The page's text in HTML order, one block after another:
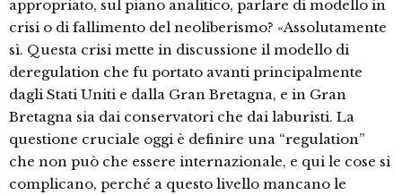
appropriato, sul piano analitico, parlare di modello in
crisi o di fallimento del neoliberismo? «Assolutamente
sì. Questa crisi mette in discussione il modello di
deregulation che fu portato avanti principalmente
dagli Stati Uniti e dalla Gran Bretagna, e in Gran
Bretagna sia dai conservatori che dai laburisti. La
questione cruciale oggi è definire una “regulation”
che non può che essere internazionale, e qui le cose si
complicano, perché a questo livello mancano le